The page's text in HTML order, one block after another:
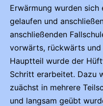
Erwärmung wurden sich
gelaufen und
anschließenden
vorwärts, rückwärts
Hauptteil wurde der
Schritt erarbeitet. Dazu
zuächst in mehrere
und langsam geübt